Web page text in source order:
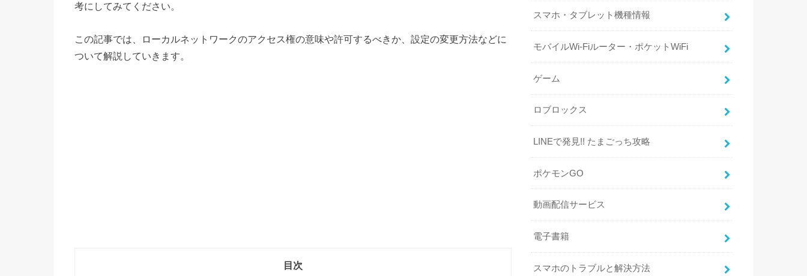
考にしてみてください。
この記事では、ローカルネットワークのアクセス権の意味や許可するべきか、設定の変更方法などに
ついて解説していきます。
目次
スマホ・タブレット機種情報
モバイルWi-Fiルーター・ポケットWiFi
ゲーム
ロブロックス
LINEで発見!! たまごっち攻略
ポケモンGO
動画配信サービス
電子書籍
スマホのトラブルと解決方法